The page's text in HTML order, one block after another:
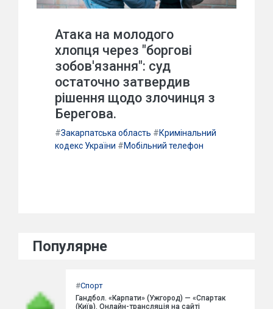
Атака на молодого
хлопця через "боргові
зобов'язання": суд
остаточно затвердив
рішення щодо злочинця з
Берегова.
#Закарпатська область #Кримінальний
кодекс України #Мобільний телефон
Популярне
#Спорт
Гандбол. «Карпати» (Ужгород) — «Спартак
(Київ). Онлайн-трансляція на сайті